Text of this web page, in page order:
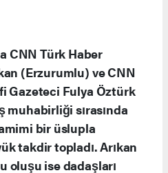
CNN Türk Haber
(Erzurumlu) ve CNN
Gazeteci Fulya Öztürk
muhabirliği sırasında
bir üslupla
takdir topladı. Arıkan
oluşu ise dadaşları